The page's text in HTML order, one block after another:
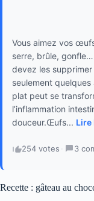
Vous aimez vos
serre, brûle,
devez les
seulement
plat peut se
l’inflammation
douceur.Œufs... Lire
254 votes · 3
Recette : gâteau au